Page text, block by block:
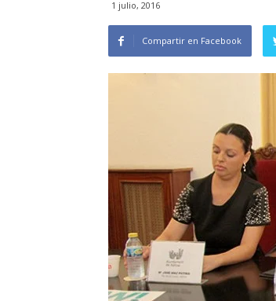
1 julio, 2016
Compartir en Facebook